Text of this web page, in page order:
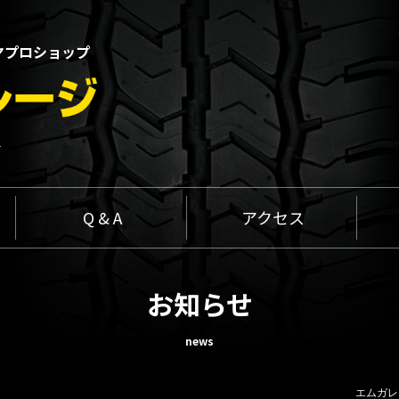
ロショップ
Q & A アクセス
お知らせ
news
エムガ